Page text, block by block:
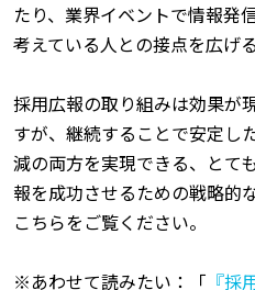
たり、業界イベントで情報発
考えている人との接点を広げ
採用広報の取り組みは効果が
すが、継続することで安定し
減の両方を実現できる、とて
報を成功させるための戦略的
こちらをご覧ください。
※あわせて読みたい：「 『